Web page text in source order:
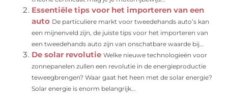
Essentiële tips voor het importeren van een
auto De particuliere markt voor tweedehands auto’s kan
een mijnenveld zijn, de juiste tips voor het importeren van
een tweedehands auto zijn van onschatbare waarde bij...
De solar revolutie Welke nieuwe technologieën voor
zonnepanelen zullen een revolutie in de energieproductie
teweegbrengen? Waar gaat het heen met de solar energie?
Solar energie is enorm belangrijk...